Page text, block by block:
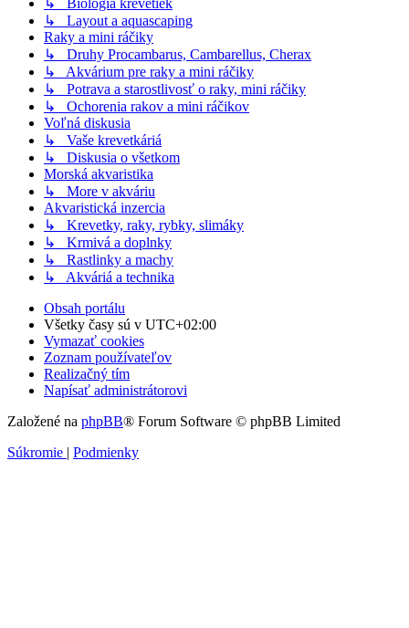
↳ Layout a aquascaping
Raky a mini ráčiky
↳ Druhy Procambarus, Cambarellus, Cherax
↳ Akvárium pre raky a mini ráčiky
↳ Potrava a starostlivosť o raky, mini ráčiky
↳ Ochorenia rakov a mini ráčikov
Voľná diskusia
↳ Vaše krevetkáriá
↳ Diskusia o všetkom
Morská akvaristika
↳ More v akváriu
Akvaristická inzercia
↳ Krevetky, raky, rybky, slimáky
↳ Krmivá a doplnky
↳ Rastlinky a machy
↳ Akváriá a technika
Obsah portálu
Všetky časy sú v UTC+02:00
Vymazať cookies
Zoznam používateľov
Realizačný tím
Napísať administrátorovi
Založené na phpBB® Forum Software © phpBB Limited
Súkromie | Podmienky